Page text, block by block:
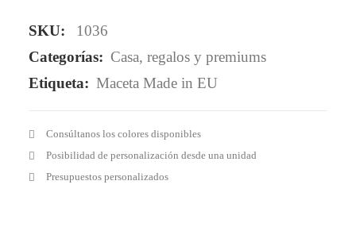
SKU:
1036
Categorías: Casa, regalos y premiums
Etiqueta: Maceta Made in EU
Consúltanos los colores disponibles
Posibilidad de personalización desde una unidad
Presupuestos personalizados